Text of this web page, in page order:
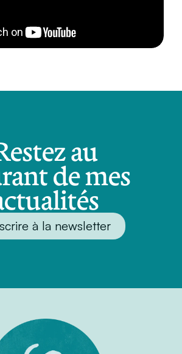
au
de mes
à la newsletter